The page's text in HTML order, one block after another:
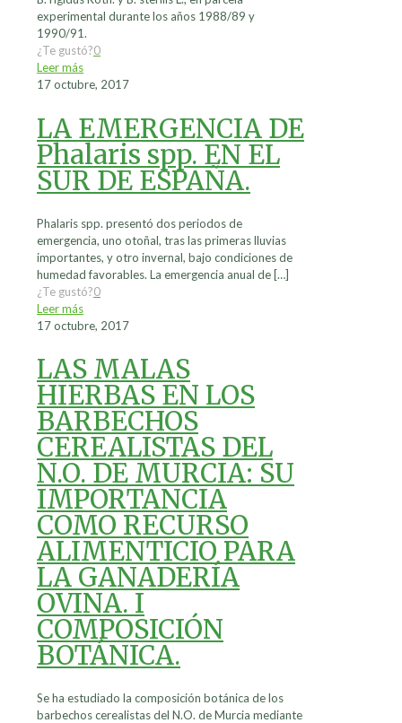
experimental durante los años 1988/89 y
1990/91.
¿Te gustó?0
Leer más
17 octubre, 2017
LA EMERGENCIA DE
Phalaris spp. EN EL
SUR DE ESPAÑA.
Phalaris spp. presentó dos periodos de
emergencia, uno otoñal, tras las primeras lluvias
importantes, y otro invernal, bajo condiciones de
humedad favorables. La emergencia anual de[…]
¿Te gustó?0
Leer más
17 octubre, 2017
LAS MALAS
HIERBAS EN LOS
BARBECHOS
CEREALISTAS DEL
N.O. DE MURCIA: SU
IMPORTANCIA
COMO RECURSO
ALIMENTICIO PARA
LA GANADERÍA
OVINA. I
COMPOSICIÓN
BOTÁNICA.
Se ha estudiado la composición botánica de los
barbechos cerealistas del N.O. de Murcia mediante